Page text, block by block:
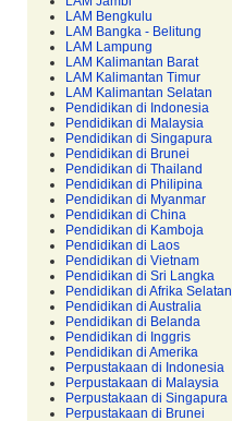
LAM Bengkulu
LAM Bangka - Belitung
LAM Lampung
LAM Kalimantan Barat
LAM Kalimantan Timur
LAM Kalimantan Selatan
Pendidikan di Indonesia
Pendidikan di Malaysia
Pendidikan di Singapura
Pendidikan di Brunei
Pendidikan di Thailand
Pendidikan di Philipina
Pendidikan di Myanmar
Pendidikan di China
Pendidikan di Kamboja
Pendidikan di Laos
Pendidikan di Vietnam
Pendidikan di Sri Langka
Pendidikan di Afrika Selatan
Pendidikan di Australia
Pendidikan di Belanda
Pendidikan di Inggris
Pendidikan di Amerika
Perpustakaan di Indonesia
Perpustakaan di Malaysia
Perpustakaan di Singapura
Perpustakaan di Brunei